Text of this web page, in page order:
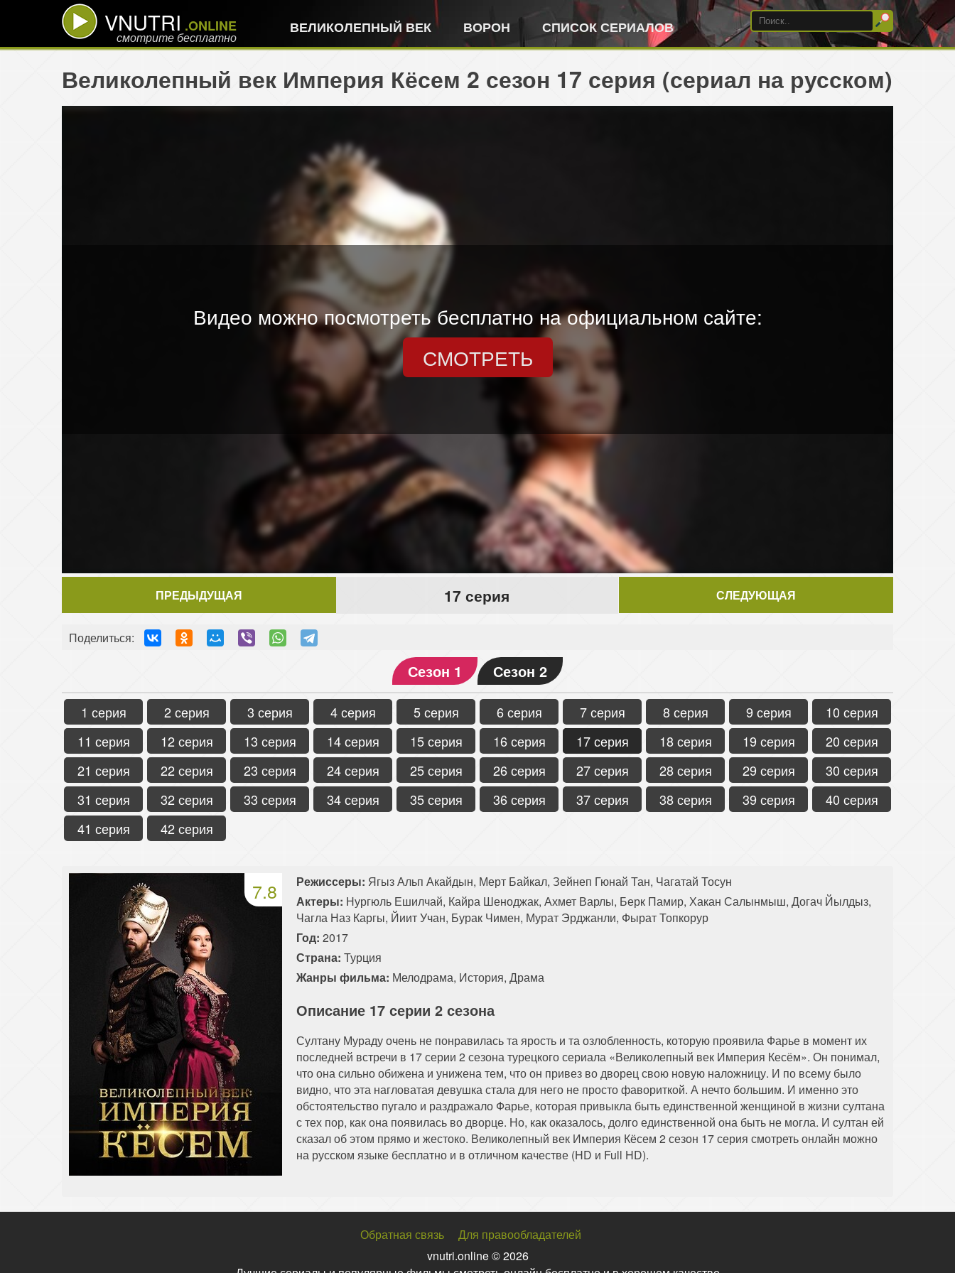
VNUTRI .ONLINE
смотрите бесплатно
ВЕЛИКОЛЕПНЫЙ ВЕК ВОРОН СПИСОК СЕРИАЛОВ
Великолепный век Империя Кёсем 2 сезон 17 серия (сериал на русском)
Видео можно посмотреть бесплатно на официальном сайте:
СМОТРЕТЬ
ПРЕДЫДУЩАЯ 17 серия СЛЕДУЮЩАЯ
Поделиться:
Сезон 1 Сезон 2
1 серия 2 серия 3 серия 4 серия 5 серия 6 серия 7 серия 8 серия 9 серия
10 серия
11 серия
12 серия 13 серия 14 серия 15 серия 16 серия 17 серия 18 серия 19 серия
20 серия
21 серия
22 серия 23 серия 24 серия 25 серия 26 серия 27 серия 28 серия 29 серия
30 серия
31 серия
32 серия 33 серия 34 серия 35 серия 36 серия 37 серия 38 серия 39 серия
40 серия
41 серия
42 серия
7.8 Режиссеры: Ягыз Альп Акайдын, Мерт Байкал, Зейнеп Гюнай Тан, Чагатай Тосун
Актеры: Нургюль Ешилчай, Кайра Шеноджак, Ахмет Варлы, Берк Памир, Хакан Салынмыш, Догач Йылдыз,
Чагла Наз Каргы, Йиит Учан, Бурак Чимен, Мурат Эрджанли, Фырат Топкорур
Год: 2017
Страна: Турция
Жанры фильма: Мелодрама, История, Драма
Описание 17 серии 2 сезона
Султану Мураду очень не понравилась та ярость и та озлобленность, которую проявила Фарье в момент их
последней встречи в 17 серии 2 сезона турецкого сериала «Великолепный век Империя Кесём». Он понимал,
что она сильно обижена и унижена тем, что он привез во дворец свою новую наложницу. И по всему было
видно, что эта нагловатая девушка стала для него не просто фавориткой. А нечто большим. И именно это
обстоятельство пугало и раздражало Фарье, которая привыкла быть единственной женщиной в жизни султана
с тех пор, как она появилась во дворце. Но, как оказалось, долго единственной она быть не могла. И султан ей
сказал об этом прямо и жестоко. Великолепный век Империя Кёсем 2 сезон 17 серия смотреть онлайн можно
на русском языке бесплатно и в отличном качестве (HD и Full HD).
Обратная связь
Для правообладателей
vnutri.online © 2026